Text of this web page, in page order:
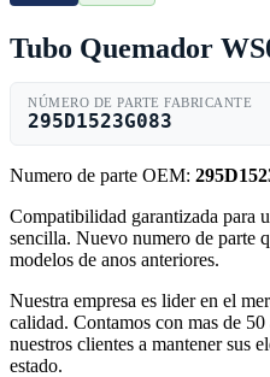
Tubo Quemador
NÚMERO DE PARTE FABRICANTE
295D1523G083
Numero de parte OEM:
Compatibilidad garantizada para
sencilla. Nuevo numero de parte
modelos de anos anteriores.
Nuestra empresa es lider en el
calidad. Contamos con mas de
nuestros clientes a mantener sus
estado.